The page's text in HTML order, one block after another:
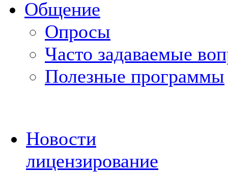
Общение
Опросы
Часто задаваемые
Полезные программы
Новости
лицензирование